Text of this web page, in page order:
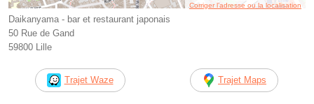
Corriger l’adresse ou la localisation
Daikanyama - bar et restaurant japonais
50 Rue de Gand
59800 Lille
Trajet Waze Trajet Maps